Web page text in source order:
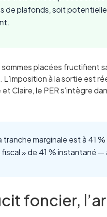
de plafonds, soit
placées fructifient
à la sortie est
Claire, le PER s’intègre
marginale est à 41
» de 41 % instantané
foncier,